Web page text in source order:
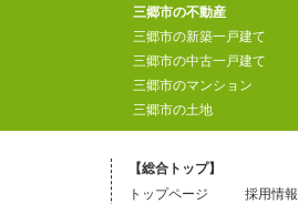
三郷市の不動産
三郷市の新築一戸建て
三郷市の中古一戸建て
三郷市のマンション
三郷市の土地
【総合トップ】
トップページ
採用情報